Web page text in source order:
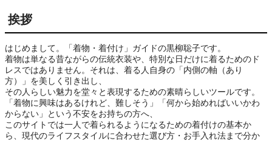
挨拶
はじめまして。「着物・着付け」ガイドの黒柳聡子です。
着物は単なる昔ながらの伝統衣装や、特別な日だけに着るためのド
レスではありません。それは、着る人自身の「内側の軸（あり
方）」を美しく引き出し、
その人らしい魅力を堂々と表現するための素晴らしいツールです。
「着物に興味はあるけれど、難しそう」「何から始めればいいかわ
からない」という不安をお持ちの方へ、
このサイトでは一人で着られるようになるための着付けの基本か
ら、現代のライフスタイルに合わせた選び方・お手入れ法まで分か